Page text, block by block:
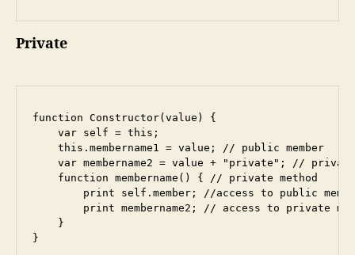
Private
function Constructor(value) {
    var self = this;
    this.membername1 = value; // public member
var membername2 = value + "private"; //
    function membername() { // private method
print self.member; //access to public
print membername2; // access to private
    }
}